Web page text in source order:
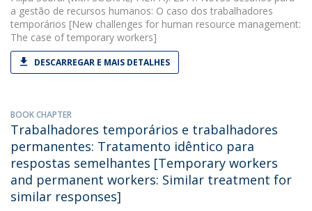
a gestão de recursos humanos: O caso dos trabalhadores
temporários [New challenges for human resource management:
The case of temporary workers]
DESCARREGAR E MAIS DETALHES
BOOK CHAPTER
Trabalhadores temporários e trabalhadores
permanentes: Tratamento idêntico para
respostas semelhantes [Temporary workers
and permanent workers: Similar treatment for
similar responses]